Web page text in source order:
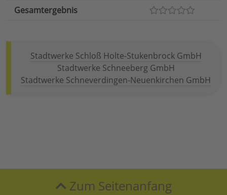
Gesamtergebnis
Stadtwerke Schloß Holte-Stukenbrock GmbH
Stadtwerke Schneeberg GmbH
Stadtwerke Schneverdingen-Neuenkirchen GmbH
Zum Seitenanfang